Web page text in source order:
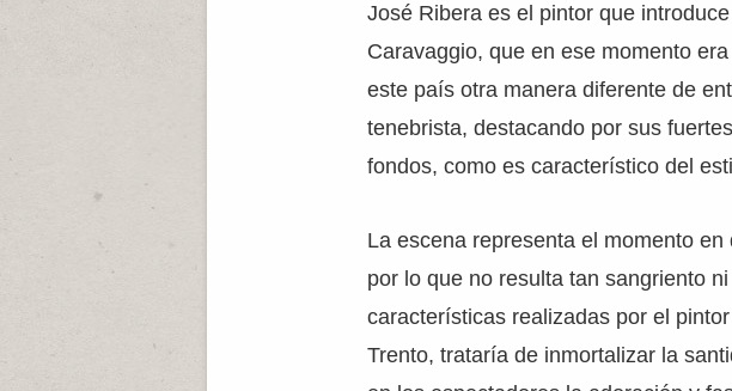
José Ribera es el pintor que
Caravaggio, que en ese momento
este país otra manera diferente de
tenebrista, destacando por sus
fondos, como es característico del
La escena representa el momento
por lo que no resulta tan sangriento
características realizadas por el
Trento, trataría de inmortalizar la